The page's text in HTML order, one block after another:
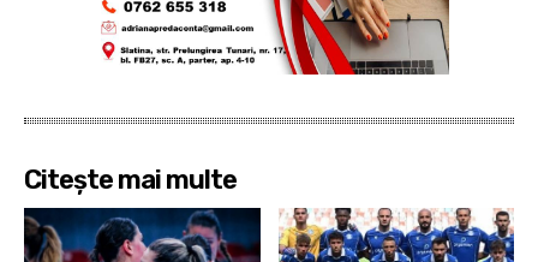
Citește mai multe